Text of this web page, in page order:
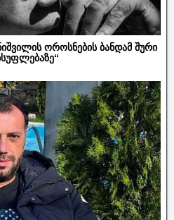
ოროსნების ბანდამ შური